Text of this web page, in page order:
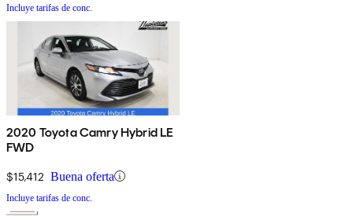
Incluye tarifas de conc.
2020 Toyota Camry Hybrid LE
FWD
$15,412 Buena oferta
Incluye tarifas de conc.